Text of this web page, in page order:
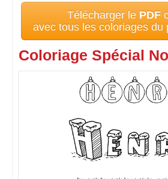
Télécharger le PDF
avec tous les coloriages du
Coloriage Spécial